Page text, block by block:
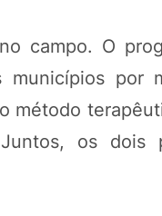
campo. O
municípios por
método
os dois